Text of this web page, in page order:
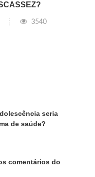
3540
seria
de saúde?
comentários do